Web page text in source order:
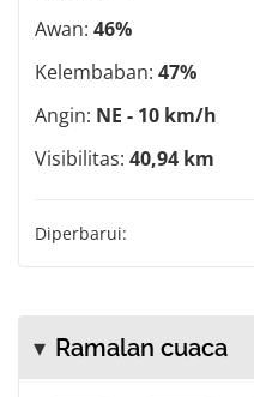
Awan: 46%
Kelembaban: 47%
Angin: NE - 10 km/h
Visibilitas: 40,94 km
Diperbarui:
Ramalan cuaca